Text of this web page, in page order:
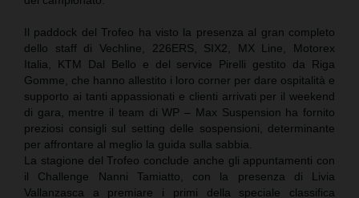
Il paddock del Trofeo ha visto la presenza al gran completo
dello staff di Vechline, 226ERS, SIX2, MX Line, Motorex
Italia, KTM Dal Bello e del service Pirelli gestito da Riga
Gomme, che hanno allestito i loro corner per dare ospitalità e
supporto ai tanti appassionati e clienti arrivati per il weekend
di gara, mentre il team di WP – Max Suspension ha fornito
preziosi consigli sul setting delle sospensioni, determinante
per affrontare al meglio la guida sulla sabbia.
La stagione del Trofeo conclude anche gli appuntamenti con
il Challenge Nanni Tamiatto, con la presenza di Livia
Vallanzasca a premiare i primi della speciale classifica